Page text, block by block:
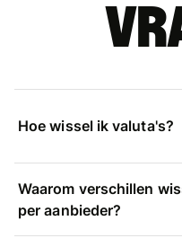
Hoe wissel ik valuta's?
Waarom verschillen
per aanbieder?